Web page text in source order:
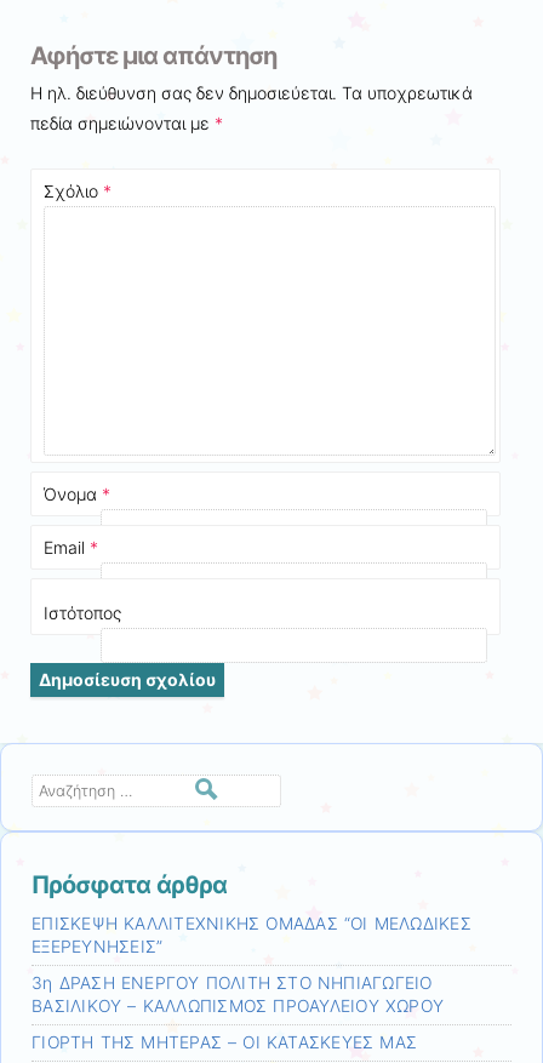
Αφήστε μια απάντηση
Η ηλ. διεύθυνση σας δεν δημοσιεύεται. Τα υποχρεωτικά
πεδία σημειώνονται με *
Σχόλιο *
Όνομα *
Email *
Ιστότοπος
Αναζήτηση
Πρόσφατα άρθρα
ΕΠΙΣΚΕΨΗ ΚΑΛΛΙΤΕΧΝΙΚΗΣ ΟΜΑΔΑΣ “ΟΙ ΜΕΛΩΔΙΚΕΣ
ΕΞΕΡΕΥΝΗΣΕΙΣ”
3η ΔΡΑΣΗ ΕΝΕΡΓΟΥ ΠΟΛΙΤΗ ΣΤΟ ΝΗΠΙΑΓΩΓΕΙΟ
ΒΑΣΙΛΙΚΟΥ – ΚΑΛΛΩΠΙΣΜΟΣ ΠΡΟΑΥΛΕΙΟΥ ΧΩΡΟΥ
ΓΙΟΡΤΗ ΤΗΣ ΜΗΤΕΡΑΣ – ΟΙ ΚΑΤΑΣΚΕΥΕΣ ΜΑΣ